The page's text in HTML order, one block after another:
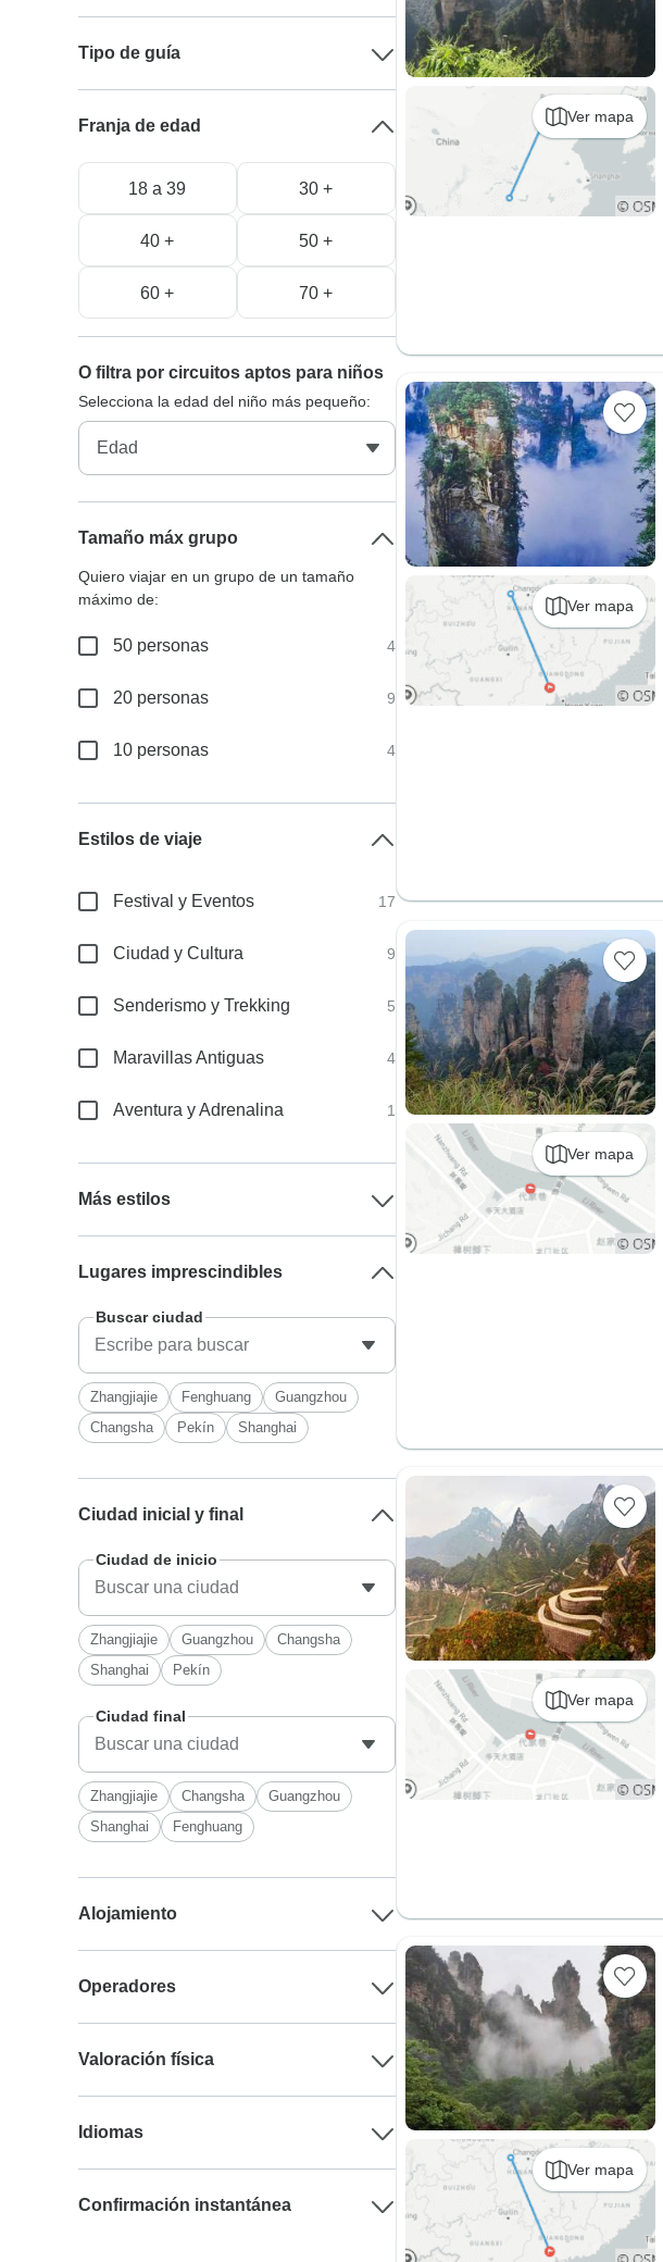
Ver mapa
Ver mapa
Ver mapa
Ver mapa
Ver mapa
Tipo de guía
Franja de edad
18 a 39 30 +
40 + 50 +
60 + 70 +
O filtra por circuitos aptos para niños
Selecciona la edad del niño más pequeño:
Tamaño máx grupo
Quiero viajar en un grupo de un tamaño
máximo de:
50 personas 4
20 personas 9
10 personas 4
Estilos de viaje
Festival y Eventos 17
Ciudad y Cultura 9
Senderismo y Trekking 5
Maravillas Antiguas 4
Aventura y Adrenalina 1
Más estilos
Lugares imprescindibles
Buscar ciudad
Zhangjiajie Fenghuang
Guangzhou
Changsha
Pekín Shanghai
Ciudad inicial y final
Ciudad de inicio
Zhangjiajie Guangzhou
Changsha
Shanghai
Pekín
Ciudad final
Zhangjiajie Changsha
Guangzhou
Shanghai
Fenghuang
Alojamiento
Operadores
Valoración física
Idiomas
Confirmación instantánea